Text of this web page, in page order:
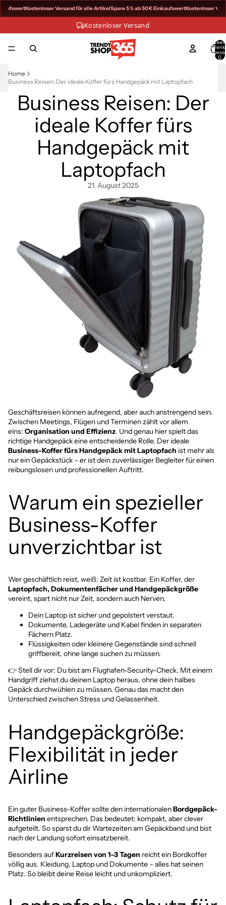
Kostenloser Versand für alle ArtikelSpare 5 % ab 50 € EinkaufswertKostenloser
Kostenloser Versand
Artikel
0
Home
Business Reisen: Der ideale Koffer fürs Handgepäck mit Laptopfach
Business Reisen: Der
ideale Koffer fürs
Handgepäck mit
Laptopfach
21. August 2025
Geschäftsreisen können aufregend, aber auch anstrengend sein.
Zwischen Meetings, Flügen und Terminen zählt vor allem
eins: Organisation und Effizienz. Und genau hier spielt das
richtige Handgepäck eine entscheidende Rolle. Der ideale
Business-Koffer fürsHandgepäck mit Laptopfach ist mehr als
nur ein Gepäckstück – er ist dein zuverlässiger Begleiter für einen
reibungslosen und professionellen Auftritt.
Warum ein spezieller
Business-Koffer
unverzichtbar ist
Wer geschäftlich reist, weiß: Zeit ist kostbar. Ein Koffer, der
Laptopfach, Dokumentenfächer und Handgepäckgröße
vereint, spart nicht nur Zeit, sondern auch Nerven.
Dein Laptop ist sicher und gepolstert verstaut.
Dokumente, Ladegeräte und Kabel finden in separaten
Fächern Platz.
Flüssigkeiten oder kleinere Gegenstände sind schnell
griffbereit, ohne lange suchen zu müssen.
👉 Stell dir vor: Du bist am Flughafen-Security-Check. Mit einem
Handgriff ziehst du deinen Laptop heraus, ohne dein halbes
Gepäck durchwühlen zu müssen. Genau das macht den
Unterschied zwischen Stress und Gelassenheit.
Handgepäckgröße:
Flexibilität in jeder
Airline
Ein guter Business-Koffer sollte den internationalenBordgepäck-
Richtlinien entsprechen. Das bedeutet: kompakt, aber clever
aufgeteilt. So sparst du dir Wartezeiten am Gepäckband und bist
nach der Landung sofort einsatzbereit.
Besonders aufKurzreisen von 1–3 Tagen reicht ein Bordkoffer
völlig aus. Kleidung, Laptop und Dokumente – alles hat seinen
Platz. So bleibt deine Reise leicht und unkompliziert.